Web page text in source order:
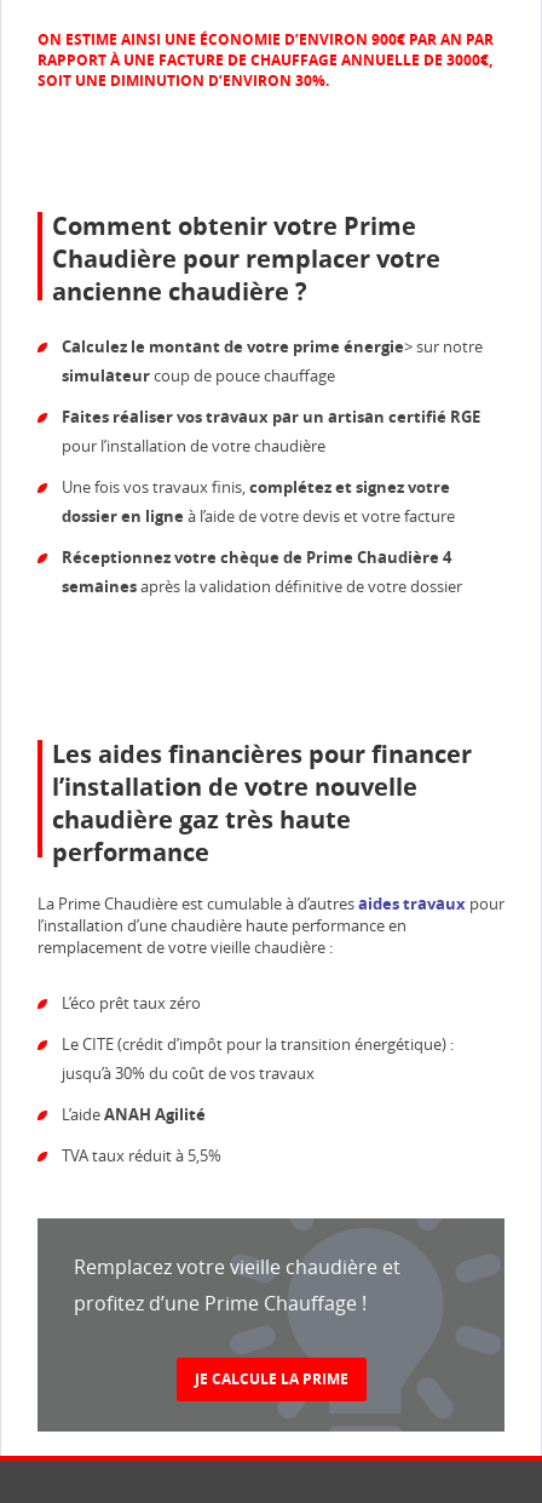
ON ESTIME AINSI UNE ÉCONOMIE D’ENVIRON 900€ PAR AN PAR
RAPPORT À UNE FACTURE DE CHAUFFAGE ANNUELLE DE 3000€,
SOIT UNE DIMINUTION D’ENVIRON 30%.
Comment obtenir votre Prime
Chaudière pour remplacer votre
ancienne chaudière ?
Calculez le montant de votre prime énergie> sur notre
simulateurcoup de pouce chauffage
Faites réaliser vos travaux par un artisan certifié RGE
pour l’installation de votre chaudière
Une fois vos travaux finis,complétez et signez votre
dossier en ligne à l’aide de votre devis et votre facture
Réceptionnez votre chèque de Prime Chaudière 4
semainesaprès la validation définitive de votre dossier
Les aides financières pour financer
l’installation de votre nouvelle
chaudière gaz très haute
performance
La Prime Chaudière est cumulable à d’autresaides travaux pour
l’installation d’une chaudière haute performance en
remplacement de votre vieille chaudière :
L’éco prêt taux zéro
Le CITE (crédit d’impôt pour la transition énergétique) :
jusqu’à 30% du coût de vos travaux
L’aideANAH Agilité
TVA taux réduit à 5,5%
Remplacez votre vieille chaudière et
profitez d’une Prime Chauffage !
JE CALCULE LA PRIME